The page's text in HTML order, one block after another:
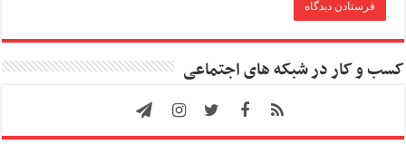
کسب و کار در شبکه های اجتماعی